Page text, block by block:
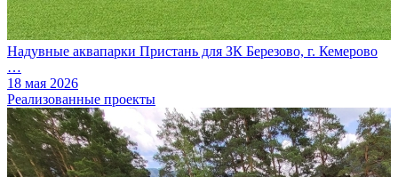
Надувные аквапарки Пристань для ЗК Березово, г. Кемерово
…
18 мая 2026
Реализованные проекты